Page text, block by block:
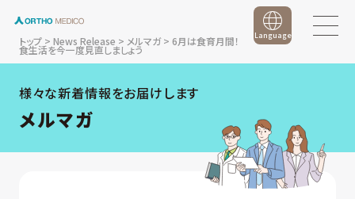
トップ> News Release > メルマガ> 6月は食育月間！
食生活を今一度見直しましょう
Language
様々な新着情報をお届けします
メルマガ